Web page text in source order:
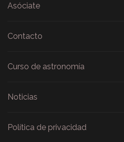
Asóciate
Contacto
Curso de astronomía
Noticias
Política de privacidad